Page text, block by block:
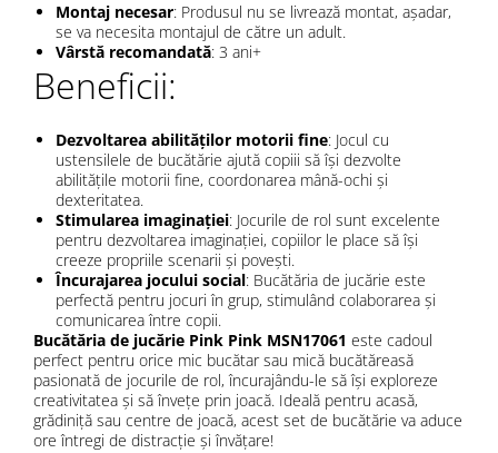
Montaj necesar: Produsul nu se livrează montat, așadar,
se va necesita montajul de către un adult.
Vârstă recomandată: 3 ani+
Beneficii:
Dezvoltarea abilităților motorii fine: Jocul cu
ustensilele de bucătărie ajută copiii să își dezvolte
abilitățile motorii fine, coordonarea mână-ochi și
dexteritatea.
Stimularea imaginației: Jocurile de rol sunt excelente
pentru dezvoltarea imaginației, copiilor le place să își
creeze propriile scenarii și povești.
Încurajarea jocului social: Bucătăria de jucărie este
perfectă pentru jocuri în grup, stimulând colaborarea și
comunicarea între copii.
Bucătăria de jucărie Pink Pink MSN17061 este cadoul
perfect pentru orice mic bucătar sau mică bucătăreasă
pasionată de jocurile de rol, încurajându-le să își exploreze
creativitatea și să învețe prin joacă. Ideală pentru acasă,
grădiniță sau centre de joacă, acest set de bucătărie va aduce
ore întregi de distracție și învățare!